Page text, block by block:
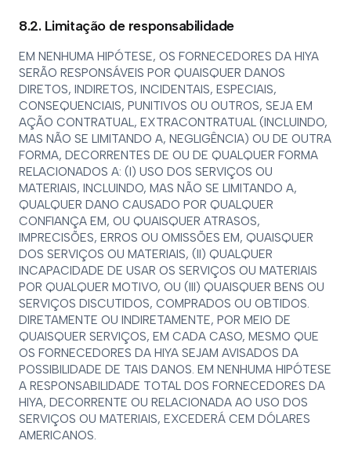
8.2. Limitação de responsabilidade
EM NENHUMA HIPÓTESE, OS FORNECEDORES DA HIYA
SERÃO RESPONSÁVEIS POR QUAISQUER DANOS
DIRETOS, INDIRETOS, INCIDENTAIS, ESPECIAIS,
CONSEQUENCIAIS, PUNITIVOS OU OUTROS, SEJA EM
AÇÃO CONTRATUAL, EXTRACONTRATUAL (INCLUINDO,
MAS NÃO SE LIMITANDO A, NEGLIGÊNCIA) OU DE OUTRA
FORMA, DECORRENTES DE OU DE QUALQUER FORMA
RELACIONADOS A: (I) USO DOS SERVIÇOS OU
MATERIAIS, INCLUINDO, MAS NÃO SE LIMITANDO A,
QUALQUER DANO CAUSADO POR QUALQUER
CONFIANÇA EM, OU QUAISQUER ATRASOS,
IMPRECISÕES, ERROS OU OMISSÕES EM, QUAISQUER
DOS SERVIÇOS OU MATERIAIS, (II) QUALQUER
INCAPACIDADE DE USAR OS SERVIÇOS OU MATERIAIS
POR QUALQUER MOTIVO, OU (III) QUAISQUER BENS OU
SERVIÇOS DISCUTIDOS, COMPRADOS OU OBTIDOS.
DIRETAMENTE OU INDIRETAMENTE, POR MEIO DE
QUAISQUER SERVIÇOS, EM CADA CASO, MESMO QUE
OS FORNECEDORES DA HIYA SEJAM AVISADOS DA
POSSIBILIDADE DE TAIS DANOS. EM NENHUMA HIPÓTESE
A RESPONSABILIDADE TOTAL DOS FORNECEDORES DA
HIYA, DECORRENTE OU RELACIONADA AO USO DOS
SERVIÇOS OU MATERIAIS, EXCEDERÁ CEM DÓLARES
AMERICANOS.